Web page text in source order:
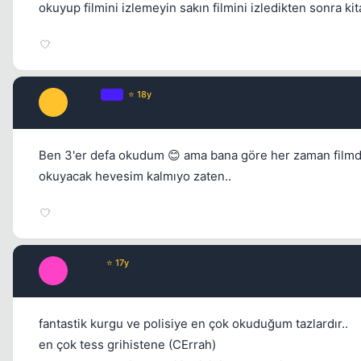
okuyup filmini izlemeyin sakın filmini izledikten sonra
⭐ 18y
Ben 3'er defa okudum 😊 ama bana göre her zaman
okuyacak hevesim kalmıyo zaten..
⭐ 17y
fantastik kurgu ve polisiye en çok okuduğum tazlardır..
en çok tess grihistene (CErrah)